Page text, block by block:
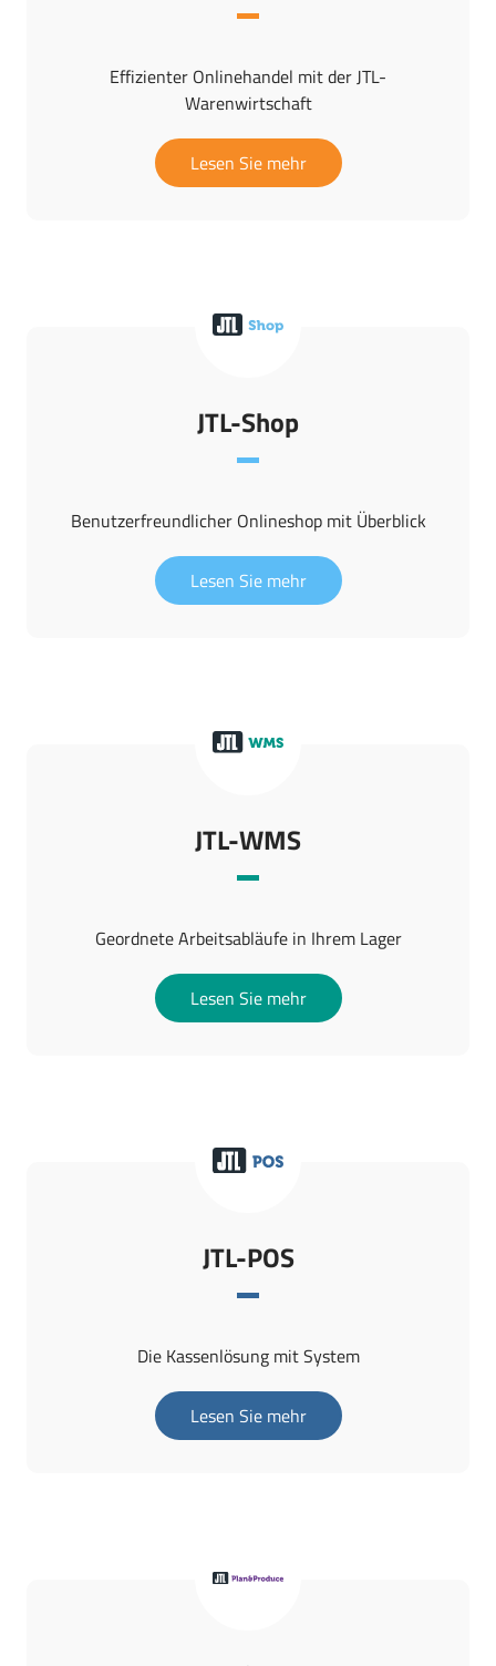
Effizienter Onlinehandel mit der JTL-
Warenwirtschaft
Lesen Sie mehr
JTL-Shop
Benutzerfreundlicher Onlineshop mit Überblick
Lesen Sie mehr
JTL-WMS
Geordnete Arbeitsabläufe in Ihrem Lager
Lesen Sie mehr
JTL-POS
Die Kassenlösung mit System
Lesen Sie mehr